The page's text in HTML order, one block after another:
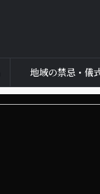
地域の禁忌・儀